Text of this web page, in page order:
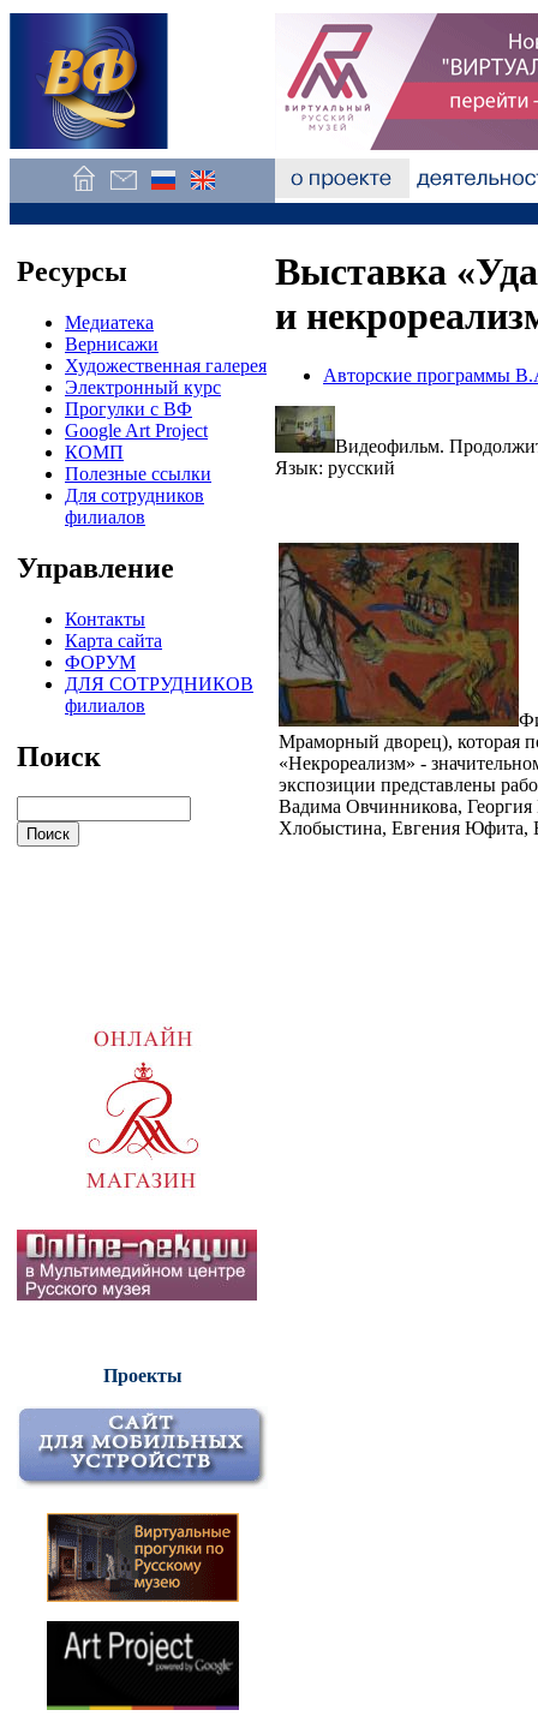
Ресурсы
Медиатека
Вернисажи
Художественная галерея
Электронный курс
Прогулки с ВФ
Google Art Project
КОМП
Полезные ссылки
Для сотрудников
филиалов
Управление
Контакты
Карта сайта
ФОРУМ
ДЛЯ СОТРУДНИКОВ
филиалов
Поиск
Проекты
Выставка
и
Авторские программы
Видеофильм.
Язык: русский
Мраморный дворец), которая
«Некрореализм» -
экспозиции представлены
Вадима Овчинникова,
Хлобыстина, Евгения Юфита,